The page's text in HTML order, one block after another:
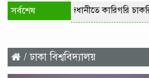
সর্বশেষ রাজধানীতে কারিগরি
/ ঢাকা বিশ্ববিদ্যালয়